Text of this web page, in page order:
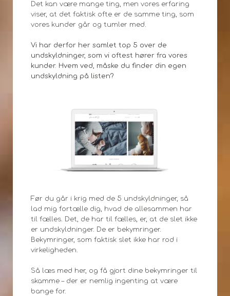
Det kan være mange ting, men vores erfaring
viser, at det faktisk ofte er de samme ting, som
vores kunder går og tumler med.
Vi har derfor her samlet top 5 over de
undskyldninger, som vi oftest hører fra vores
kunder. Hvem ved, måske du finder din egen
undskyldning på listen?
Før du går i krig med de 5 undskyldninger, så
lad mig fortælle dig, hvad de allesammen har
til fælles. Det, de har til fælles, er, at de slet ikke
er undskyldninger. De er bekymringer.
Bekymringer, som faktisk slet ikke har rod i
virkeligheden.
Så læs med her, og få gjort dine bekymringer til
skamme – der er nemlig ingenting at være
bange for.